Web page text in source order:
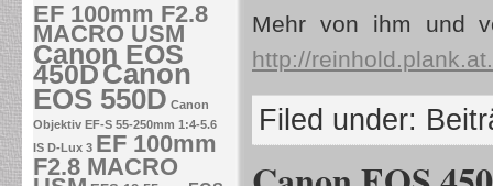
EF 100mm F2.8
MACRO USM
Canon EOS
450DCanon
EOS 550D Canon
Objektiv EF-S 55-250mm 1:4-5.6
IS D-Lux 3 EF 100mm
F2.8 MACRO
Mehr von ihm und
http://
Filed under: